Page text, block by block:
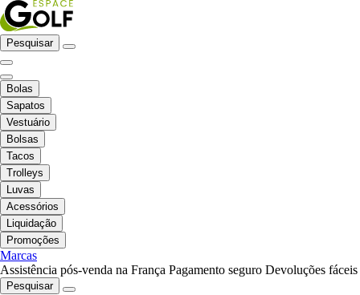
Pesquisar
Bolas
Sapatos
Vestuário
Bolsas
Tacos
Trolleys
Luvas
Acessórios
Liquidação
Promoções
Marcas
Assistência pós-venda na França Pagamento seguro Devoluções fáceis
Pesquisar